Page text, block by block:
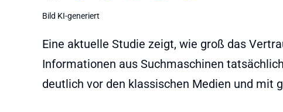
Bild KI-generiert
Eine aktuelle Studie zeigt, wie groß das
Informationen aus Suchmaschinen
deutlich vor den klassischen Medien und mit